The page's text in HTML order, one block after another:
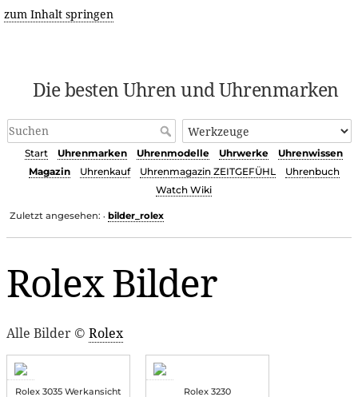
zum Inhalt springen
Die besten Uhren und Uhrenmarken
Start Uhrenmarken Uhrenmodelle Uhrwerke
Uhrenwissen
Magazin
Uhrenkauf Uhrenmagazin ZEITGEFÜHL
Uhrenbuch
Watch Wiki
Zuletzt angesehen: • bilder_rolex
Rolex Bilder
Alle Bilder © Rolex
Rolex 3035 Werkansicht Rolex 3230